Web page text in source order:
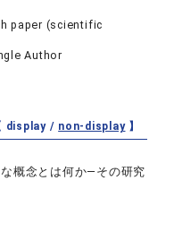
paper (scientific
Author
display / non-display】
な概念とは何か―その研究